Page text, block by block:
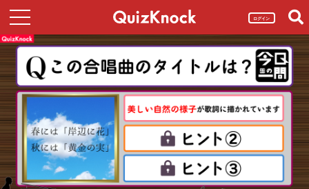
ログイン